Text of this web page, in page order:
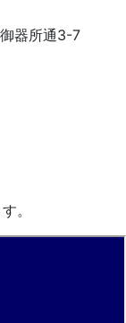
器所通3-7
。